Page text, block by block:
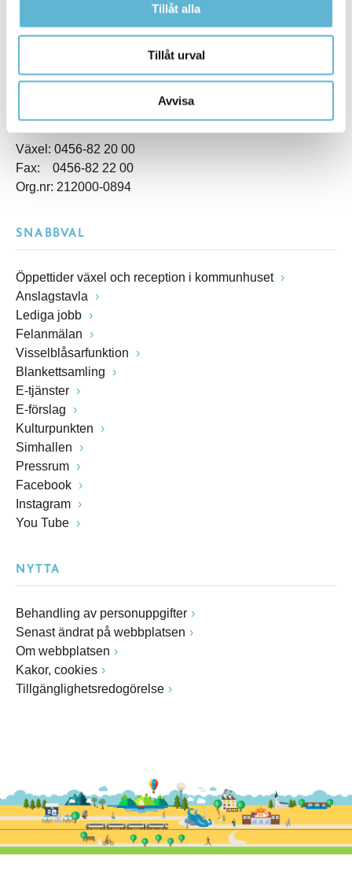
Tillåt alla
Tillåt urval
Avvisa
Box 18, 295 21 Bromölla
kommunstyrelsen@bromolla.se
Växel: 0456-82 20 00
Fax: 0456-82 22 00
Org.nr: 212000-0894
SNABBVAL
Öppettider växel och reception i kommunhuset
Anslagstavla
Lediga jobb
Felanmälan
Visselblåsarfunktion
Blankettsamling
E-tjänster
E-förslag
Kulturpunkten
Simhallen
Pressrum
Facebook
Instagram
You Tube
NYTTA
Behandling av personuppgifter
Senast ändrat på webbplatsen
Om webbplatsen
Kakor, cookies
Tillgänglighetsredogörelse